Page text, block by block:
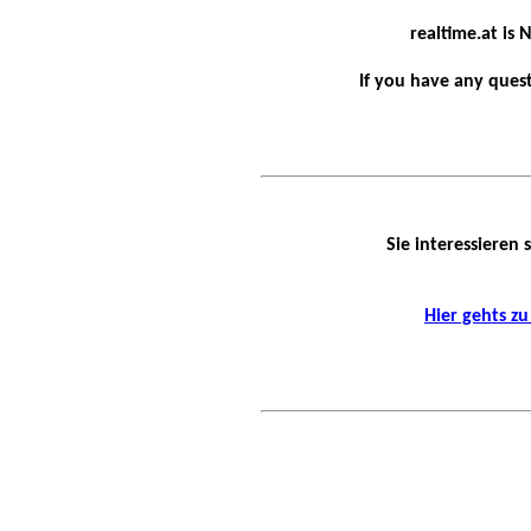
realtime.at is
If you have any
Sie interessieren
Hier gehts